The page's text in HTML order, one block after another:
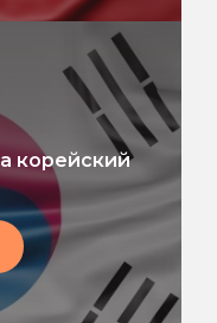
корейский